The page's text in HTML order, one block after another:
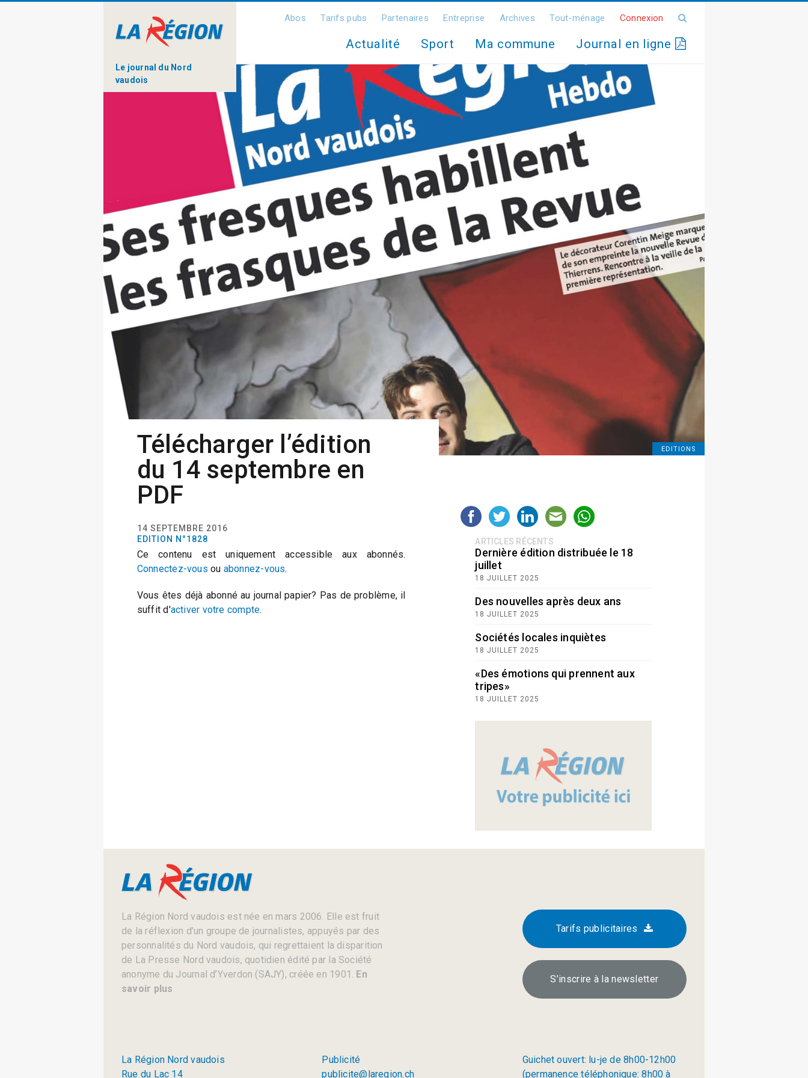
Le journal du Nord
vaudois
Abos Tarifs pubs Partenaires Entreprise Archives Tout-ménage Connexion
Actualité Sport Ma commune Journal en ligne
EDITIONS
Télécharger l’édition
du 14 septembre en
PDF
14 SEPTEMBRE 2016
EDITION N°1828
Ce contenu est uniquement accessible aux abonnés.
Connectez-vous ou abonnez-vous.
Vous êtes déjà abonné au journal papier? Pas de problème, il
suffit d'activer votre compte.
ARTICLES RÉCENTS
Dernière édition distribuée le 18
juillet
18 JUILLET 2025
Des nouvelles après deux ans
18 JUILLET 2025
Sociétés locales inquiètes
18 JUILLET 2025
«Des émotions qui prennent aux
tripes»
18 JUILLET 2025
La Région Nord vaudois est née en mars 2006. Elle est fruit
de la réflexion d’un groupe de journalistes, appuyés par des
personnalités du Nord vaudois, qui regrettaient la disparition
de La Presse Nord vaudois, quotidien édité par la Société
anonyme du Journal d’Yverdon (SAJY), créée en 1901. En
savoir plus
Tarifs publicitaires
S’inscrire à la newsletter
La Région Nord vaudois
Rue du Lac 14
Publicité
publicite@laregion.ch
Guichet ouvert: lu-je de 8h00-12h00
(permanence téléphonique: 8h00 à